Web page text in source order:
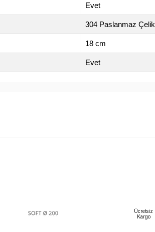
Evet
304 Paslanmaz Çelik
18 cm
Evet
Ücretsiz
Kargo